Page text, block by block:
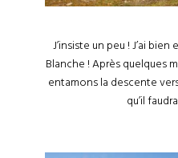
J’insiste un peu ! J’ai
Blanche ! Après quelques
entamons la descente
qu’il